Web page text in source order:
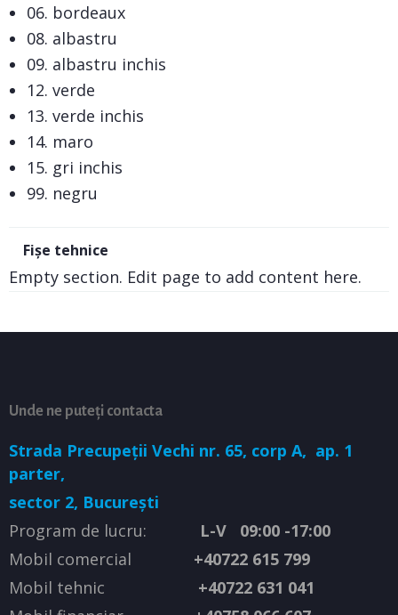
06. bordeaux
08. albastru
09. albastru inchis
12. verde
13. verde inchis
14. maro
15. gri inchis
99. negru
Fișe tehnice
Empty section. Edit page to add content here.
Unde ne puteți contacta
Strada Precupeții Vechi nr. 65, corp A, ap. 1
parter,
sector 2, București
Program de lucru: L-V 09:00 -17:00
Mobil comercial +40722 615 799
Mobil tehnic +40722 631 041